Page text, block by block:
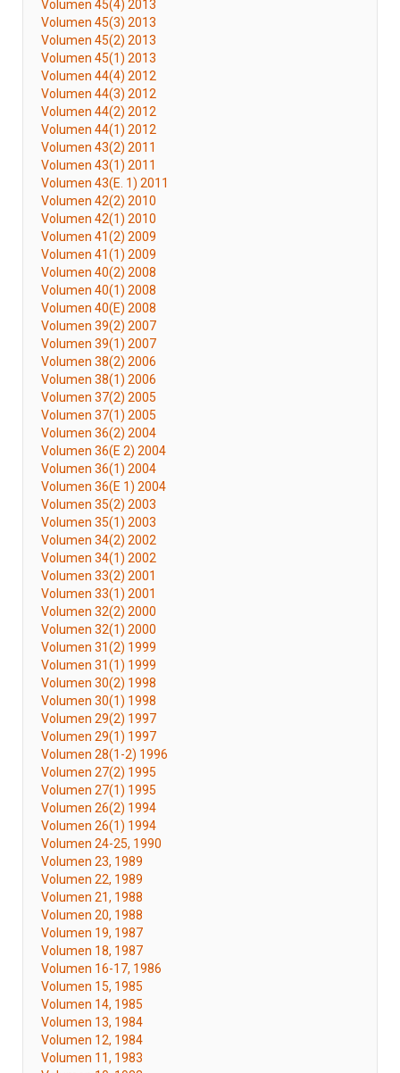
Volumen 45(4) 2013
Volumen 45(3) 2013
Volumen 45(2) 2013
Volumen 45(1) 2013
Volumen 44(4) 2012
Volumen 44(3) 2012
Volumen 44(2) 2012
Volumen 44(1) 2012
Volumen 43(2) 2011
Volumen 43(1) 2011
Volumen 43(E. 1) 2011
Volumen 42(2) 2010
Volumen 42(1) 2010
Volumen 41(2) 2009
Volumen 41(1) 2009
Volumen 40(2) 2008
Volumen 40(1) 2008
Volumen 40(E) 2008
Volumen 39(2) 2007
Volumen 39(1) 2007
Volumen 38(2) 2006
Volumen 38(1) 2006
Volumen 37(2) 2005
Volumen 37(1) 2005
Volumen 36(2) 2004
Volumen 36(E 2) 2004
Volumen 36(1) 2004
Volumen 36(E 1) 2004
Volumen 35(2) 2003
Volumen 35(1) 2003
Volumen 34(2) 2002
Volumen 34(1) 2002
Volumen 33(2) 2001
Volumen 33(1) 2001
Volumen 32(2) 2000
Volumen 32(1) 2000
Volumen 31(2) 1999
Volumen 31(1) 1999
Volumen 30(2) 1998
Volumen 30(1) 1998
Volumen 29(2) 1997
Volumen 29(1) 1997
Volumen 28(1-2) 1996
Volumen 27(2) 1995
Volumen 27(1) 1995
Volumen 26(2) 1994
Volumen 26(1) 1994
Volumen 24-25, 1990
Volumen 23, 1989
Volumen 22, 1989
Volumen 21, 1988
Volumen 20, 1988
Volumen 19, 1987
Volumen 18, 1987
Volumen 16-17, 1986
Volumen 15, 1985
Volumen 14, 1985
Volumen 13, 1984
Volumen 12, 1984
Volumen 11, 1983